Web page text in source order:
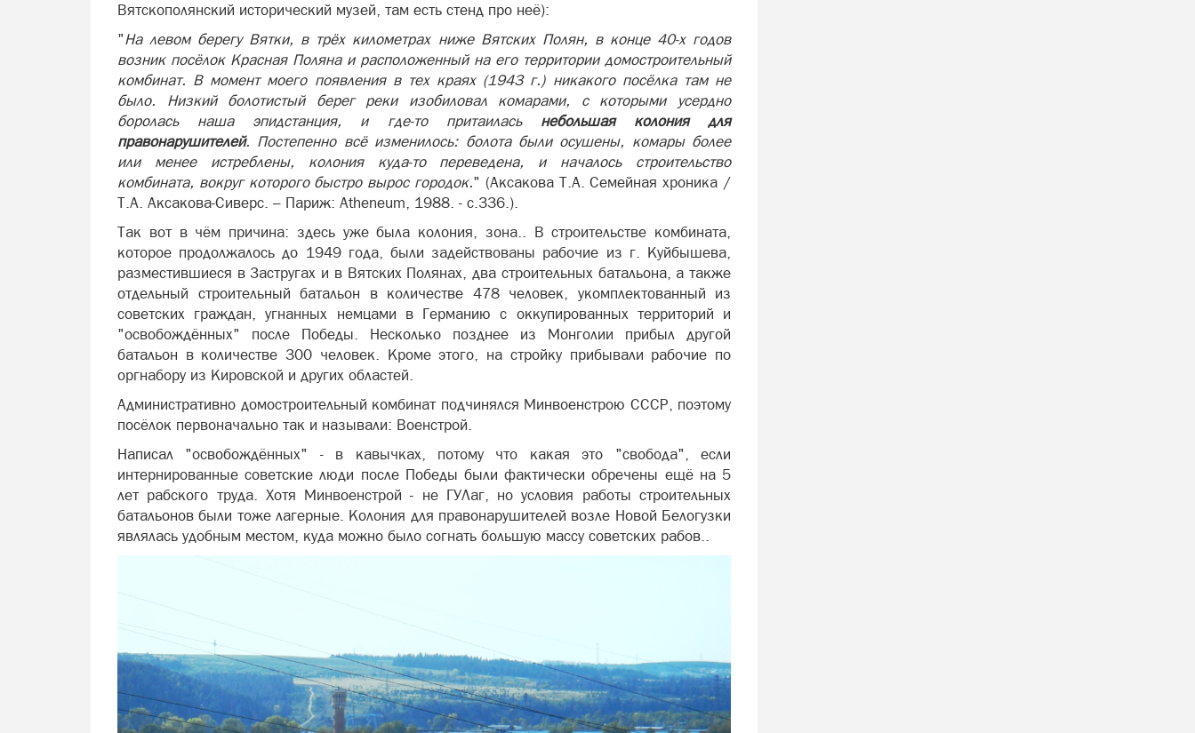
Вятскополянский исторический музей, там есть стенд про неё):
"На левом берегу Вятки, в трёх километрах ниже Вятских Полян, в конце 40-х годов
возник посёлок Красная Поляна и расположенный на его территории домостроительный
комбинат. В момент моего появления в тех краях (1943 г.) никакого посёлка там не
было. Низкий болотистый берег реки изобиловал комарами, с которыми усердно
боролась наша эпидстанция, и где-то притаилась небольшая колония для
правонарушителей. Постепенно всё изменилось: болота были осушены, комары более
или менее истреблены, колония куда-то переведена, и началось строительство
комбината, вокруг которого быстро вырос городок." (Аксакова Т.А. Семейная хроника /
Т.А. Аксакова-Сиверс. – Париж: Atheneum, 1988. - с.336.).
Так вот в чём причина: здесь уже была колония, зона.. В строительстве комбината,
которое продолжалось до 1949 года, были задействованы рабочие из г. Куйбышева,
разместившиеся в Застругах и в Вятских Полянах, два строительных батальона, а также
отдельный строительный батальон в количестве 478 человек, укомплектованный из
советских граждан, угнанных немцами в Германию с оккупированных территорий и
"освобождённых" после Победы. Несколько позднее из Монголии прибыл другой
батальон в количестве 300 человек. Кроме этого, на стройку прибывали рабочие по
оргнабору из Кировской и других областей.
Административно домостроительный комбинат подчинялся Минвоенстрою СССР, поэтому
посёлок первоначально так и называли: Военстрой.
Написал "освобождённых" - в кавычках, потому что какая это "свобода", если
интернированные советские люди после Победы были фактически обречены ещё на 5
лет рабского труда. Хотя Минвоенстрой - не ГУЛаг, но условия работы строительных
батальонов были тоже лагерные. Колония для правонарушителей возле Новой Белогузки
являлась удобным местом, куда можно было согнать большую массу советских рабов..